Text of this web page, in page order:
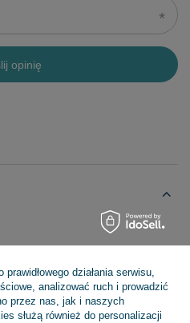
opinię
działania serwisu,
analizować ruch i prowadzić
przez nas, jak i naszych
służą również do personalizacji